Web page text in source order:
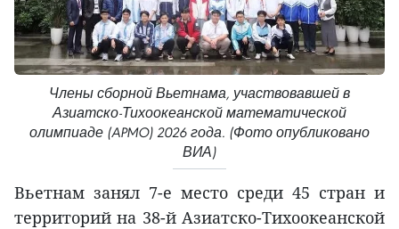
Члены сборной Вьетнама, участвовавшей в
Азиатско-Тихоокеанской математической
олимпиаде (APMO) 2026 года. (Фото опубликовано
ВИА)
Вьетнам занял 7-е место среди 45 стран и
территорий на 38-й Азиатско-Тихоокеанской